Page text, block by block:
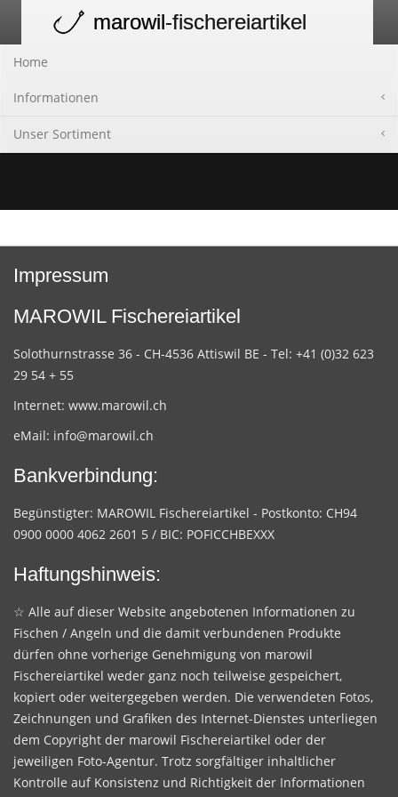
navigation
marowil-fischereiartikel
Home
Informationen
Unser Sortiment
Impressum
MAROWIL Fischereiartikel
Solothurnstrasse 36 - CH-4536 Attiswil BE - Tel: +41 (0)32 623
29 54 + 55
Internet: www.marowil.ch
eMail: info@marowil.ch
Bankverbindung:
Begünstigter: MAROWIL Fischereiartikel - Postkonto: CH94
0900 0000 4062 2601 5 / BIC: POFICCHBEXXX
Haftungshinweis:
☆ Alle auf dieser Website angebotenen Informationen zu
Fischen / Angeln und die damit verbundenen Produkte
dürfen ohne vorherige Genehmigung von marowil
Fischereiartikel weder ganz noch teilweise gespeichert,
kopiert oder weitergegeben werden. Die verwendeten Fotos,
Zeichnungen und Grafiken des Internet-Dienstes unterliegen
dem Copyright der marowil Fischereiartikel oder der
jeweiligen Foto-Agentur. Trotz sorgfältiger inhaltlicher
Kontrolle auf Konsistenz und Richtigkeit der Informationen